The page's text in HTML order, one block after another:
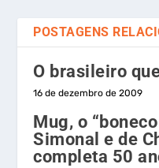
POSTAGENS
O brasileiro
16 de dezembro de 2009
Mug, o
Simonal e de
completa 50